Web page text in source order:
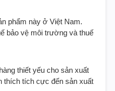
phẩm này ở Việt Nam.
bảo vệ môi trường và thuế
thiết yếu cho sản xuất
thích tích cực đến sản xuất